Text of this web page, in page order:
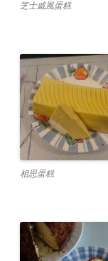
芝士戚風蛋糕
相思蛋糕